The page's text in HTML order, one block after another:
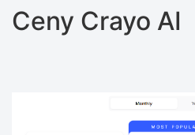
Ceny Crayo AI